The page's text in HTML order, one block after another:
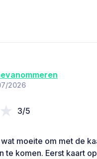
2026
3/5
moeite om met de
te komen. Eerst kaart